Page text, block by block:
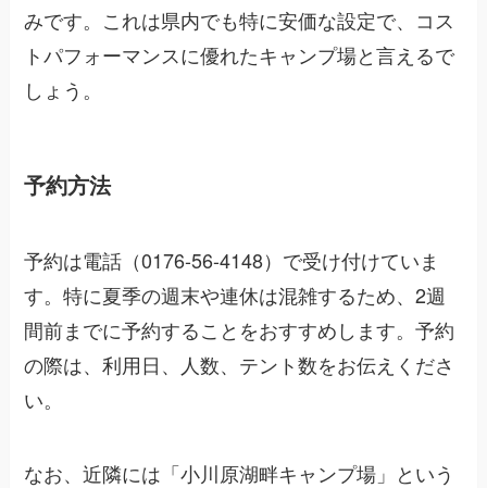
みです。これは県内でも特に安価な設定で、コス
トパフォーマンスに優れたキャンプ場と言えるで
しょう。
予約方法
予約は電話（0176-56-4148）で受け付けていま
す。特に夏季の週末や連休は混雑するため、2週
間前までに予約することをおすすめします。予約
の際は、利用日、人数、テント数をお伝えくださ
い。
なお、近隣には「小川原湖畔キャンプ場」という